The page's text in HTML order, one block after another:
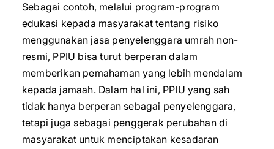
Sebagai contoh, melalui program-program
edukasi kepada masyarakat tentang risiko
menggunakan jasa penyelenggara umrah non-
resmi, PPIU bisa turut berperan dalam
memberikan pemahaman yang lebih mendalam
kepada jamaah. Dalam hal ini, PPIU yang sah
tidak hanya berperan sebagai penyelenggara,
tetapi juga sebagai penggerak perubahan di
masyarakat untuk menciptakan kesadaran